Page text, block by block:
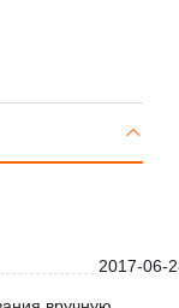
2017-06-